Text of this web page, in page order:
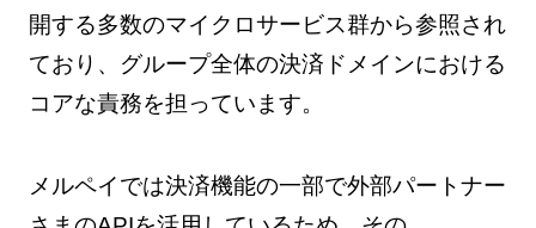
開する多数のマイクロサービス群から参照され
ており、グループ全体の決済ドメインにおける
コアな責務を担っています。
メルペイでは決済機能の一部で外部パートナー